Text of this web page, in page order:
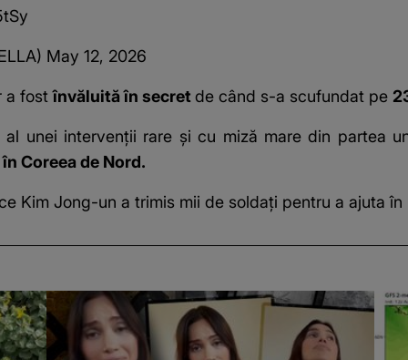
May 12, 2026
a fostînvăluită în secret de când s-a scufundat pe
unei intervenții rare și cu miză mare din partea
Coreea de Nord.
Kim Jong-un a trimis mii de soldați pentru a ajuta în